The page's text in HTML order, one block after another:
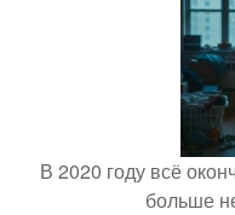
В 2020 году всё
больше